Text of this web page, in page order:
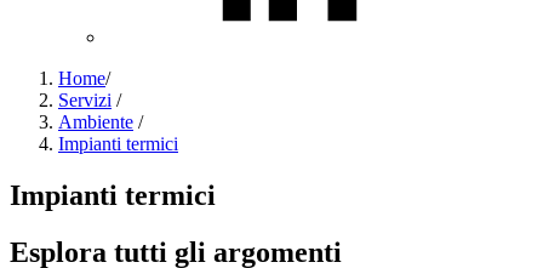
Home/
Servizi /
Ambiente /
Impianti termici
Impianti termici
Esplora tutti gli argomenti